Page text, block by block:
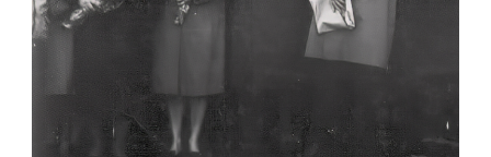
“АКАДЕМІКУ КОСМОСУ” – ПАМ’ЯТНИК